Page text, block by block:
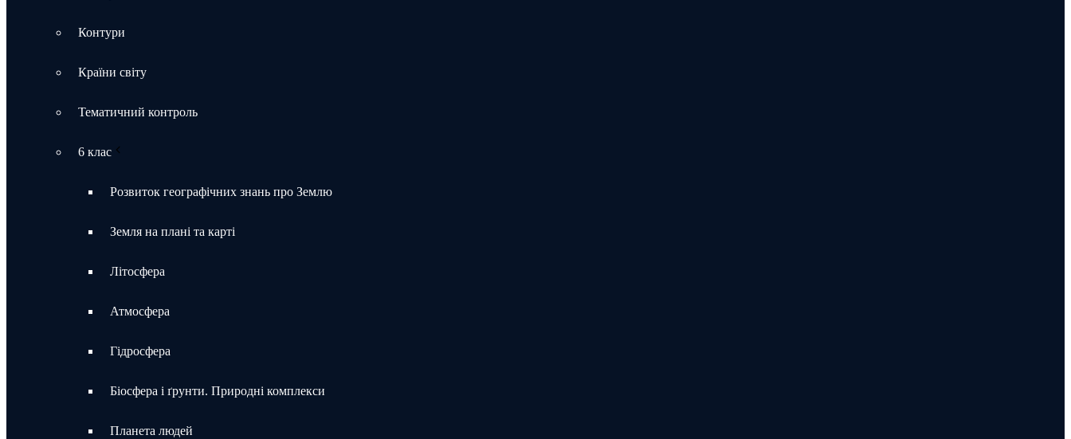
Контури
Країни світу
Тематичний контроль
6 клас
Розвиток географічних знань про Землю
Земля на плані та карті
Літосфера
Атмосфера
Гідросфера
Біосфера і ґрунти. Природні комплекси
Планета людей